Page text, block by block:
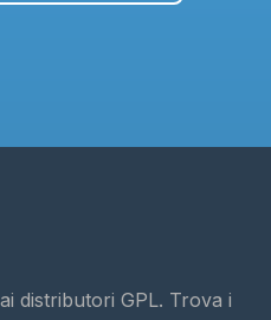
distributori GPL. Trova i